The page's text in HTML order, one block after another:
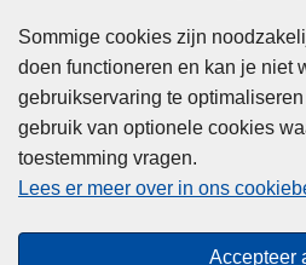
Sommige cookies zijn
doen functioneren en kan je niet
gebruikservaring te
gebruik van optionele cookies
toestemming vragen.
Lees er meer over in ons
Accepteer
Privacy
Cookies